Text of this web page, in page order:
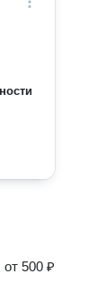
от500 ₽